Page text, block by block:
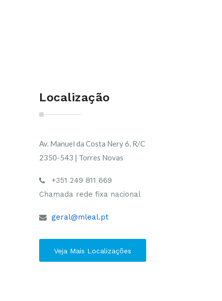
Localização
Av. Manuel da Costa Nery 6, R/C
2350-543 | Torres Novas
+351 249 811 669
Chamada rede fixa nacional
geral@mleal.pt
Veja Mais Localizações